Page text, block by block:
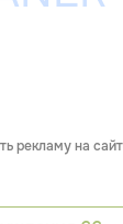
рекламу на